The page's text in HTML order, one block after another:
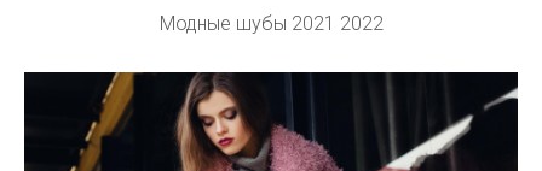
Модные шубы 2021 2022